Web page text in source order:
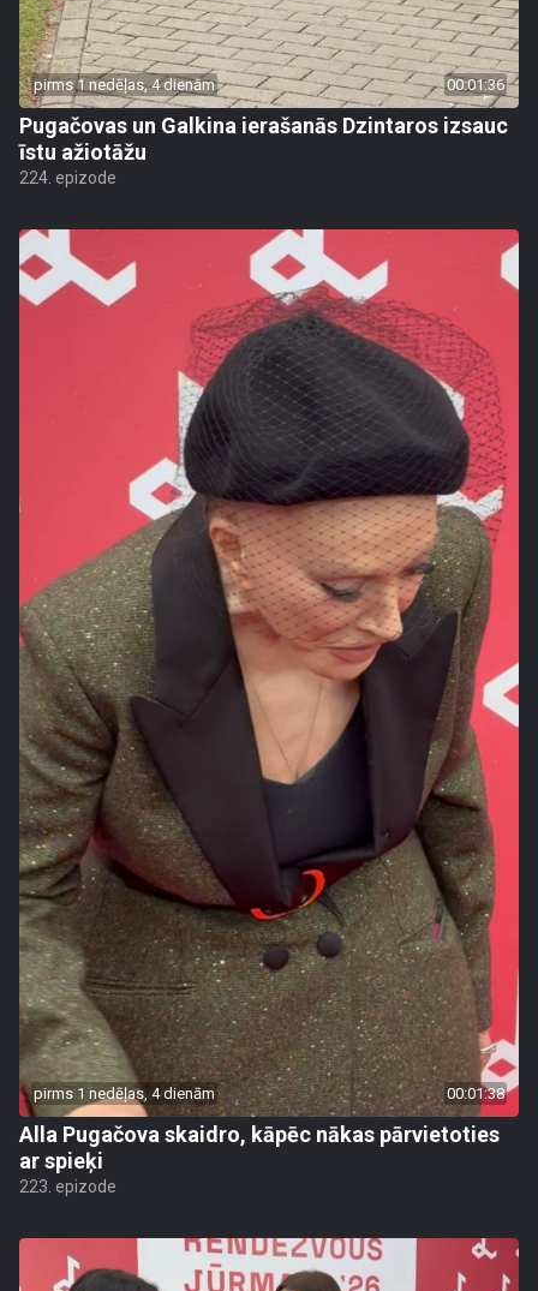
pirms 1 nedēļas, 4 dienām 00:01:36
Pugačovas un Galkina ierašanās Dzintaros izsauc
īstu ažiotāžu
224. epizode
pirms 1 nedēļas, 4 dienām 00:01:38
Alla Pugačova skaidro, kāpēc nākas pārvietoties
ar spieķi
223. epizode